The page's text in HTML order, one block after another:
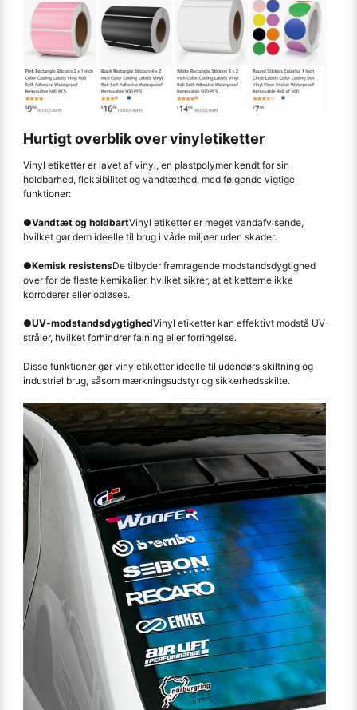
Hurtigt overblik over vinyletiketter
Vinyl etiketter er lavet af vinyl, en plastpolymer kendt for sin
holdbarhed, fleksibilitet og vandtæthed, med følgende vigtige
funktioner:
●Vandtæt og holdbartVinyl etiketter er meget vandafvisende,
hvilket gør dem ideelle til brug i våde miljøer uden skader.
●Kemisk resistensDe tilbyder fremragende modstandsdygtighed
over for de fleste kemikalier, hvilket sikrer, at etiketterne ikke
korroderer eller opløses.
●UV-modstandsdygtighedVinyl etiketter kan effektivt modstå UV-
stråler, hvilket forhindrer falning eller forringelse.
Disse funktioner gør vinyletiketter ideelle til udendørs skiltning og
industriel brug, såsom mærkningsudstyr og sikkerhedsskilte.